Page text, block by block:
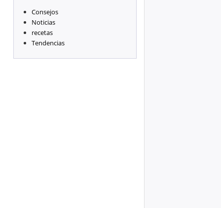
Consejos
Noticias
recetas
Tendencias